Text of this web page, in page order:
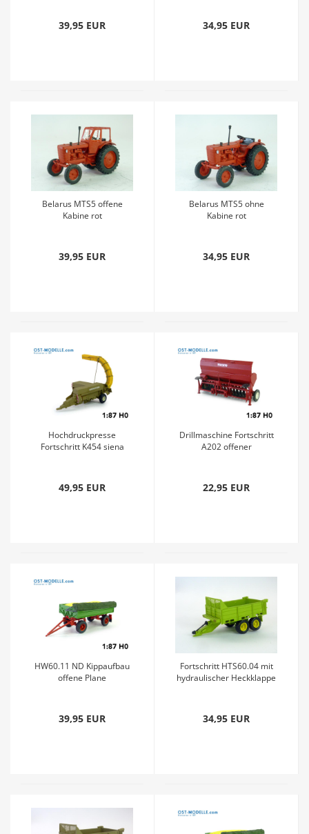
39,95 EUR 34,95 EUR
Belarus MTS5 offene
Kabine rot
39,95 EUR
Belarus MTS5 ohne
Kabine rot
34,95 EUR
Hochdruckpresse
Fortschritt K454 siena
49,95 EUR
Drillmaschine Fortschritt
A202 offener
22,95 EUR
HW60.11 ND Kippaufbau
offene Plane
39,95 EUR
Fortschritt HTS60.04 mit
hydraulischer Heckklappe
34,95 EUR